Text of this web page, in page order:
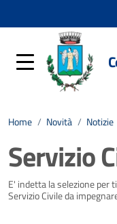
Home / Novità / Notizie
Servizio
Dettagli
E' indetta la selezione per
Servizio Civile da